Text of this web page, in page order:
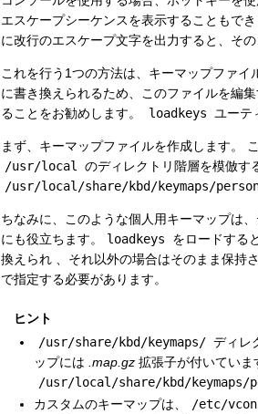
エスケープシーケンスを表示することもで
に改行のエスケープ文字を出力すると、その
これを行う1つの方法は、キーマップファ
に書き換えられるため、このファイルを編
ることをお勧めします。
loadkeys ユーテ
まず、キーマップファイルを作成します。
/usr/local
のディレクトリ階層を模倣す
/usr/local/share/kbd/keymaps/
ちなみに、このような個人用キーマップは
にも役立ちます。
loadkeys
をロードする
換えられ 、それ以外の場合はそのまま保持
で指定する必要があります。
ヒント
/usr/share/kbd/keymaps/ ディレ
ップには.map.gz 拡張子が付いていま
/usr/local/share/kbd/keymaps/
カスタムのキーマップは、
/etc/